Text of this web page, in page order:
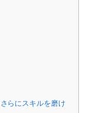
らにスキルを磨け